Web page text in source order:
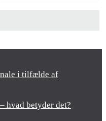
i tilfælde af
hvad betyder det?